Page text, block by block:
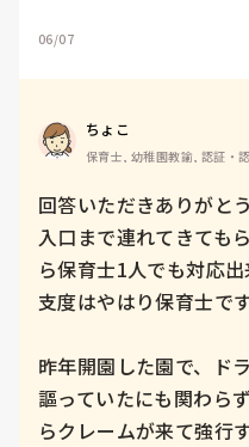
06/07
ちょこ
保育士, 幼稚園教諭, 認証・
回答いただきありがと
入口まで連れてきても
ら保育士1人でも対応
支度はやはり保育士で
昨年開園した園で、ド
謳っていたにも関わら
らクレームが来て強行